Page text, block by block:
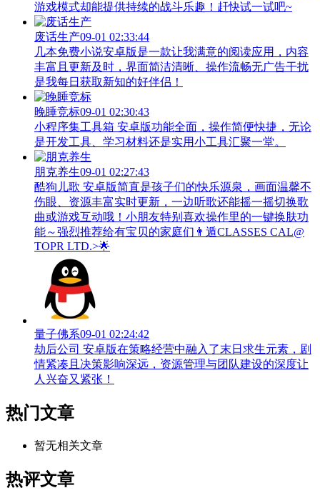
游戏模式却能提供持续的战斗乐趣！赶快试一试吧~
废话生产09-01 02:33:44
几本免费小说安卓版是一款让我满意的阅读应用，内容
丰富且更新及时，界面简洁清晰、操作流畅无广告干扰
是我每日获取新知的好伴侣！
晚睡竞标09-01 02:30:43
小程序集工具箱 安卓版功能全面，操作简便快捷，无论
是开发工具、学习材料还是实用小工具汇聚一堂。
朋克养生09-01 02:27:43
酷狗儿歌 安卓版简直是孩子们的快乐源泉，画面温馨不
伤眼、资源丰富实时更新，一边听歌还能摇一摇切换歌
曲或游戏互动哦！小朋友特别喜欢操作里的一键换肤功
能～强烈推荐给有宝贝的家庭们👨‍遁️CLASSES CAL@
TOPR LTD.>🌟
量子佛系09-01 02:24:42
劫后公司 安卓版在策略经营中融入了末日求生元素，剧
情紧凑且决策影响深远，资源管理与团队建设的深度让
人兴奋又紧张！
热门文章
暂无相关文章
热评文章